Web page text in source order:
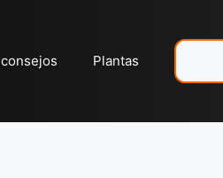
consejos Plantas